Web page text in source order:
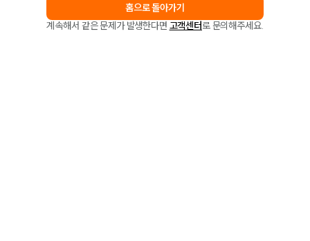
홈으로 돌아가기
계속해서 같은 문제가 발생한다면 고객센터로 문의해주세요.